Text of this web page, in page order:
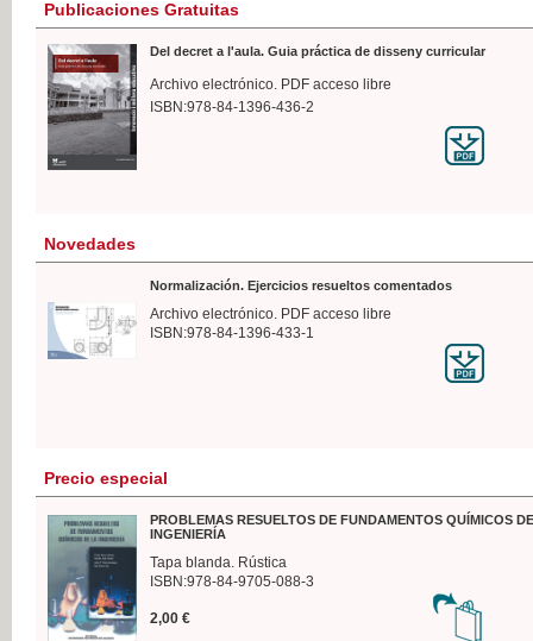
Publicaciones Gratuitas
Del decret a l'aula. Guia práctica de disseny curricular
Archivo electrónico. PDF acceso libre
ISBN:978-84-1396-436-2
Novedades
Normalización. Ejercicios resueltos comentados
Archivo electrónico. PDF acceso libre
ISBN:978-84-1396-433-1
Precio especial
PROBLEMAS RESUELTOS DE FUNDAMENTOS QUÍMICOS
INGENIERÍA
Tapa blanda. Rústica
ISBN:978-84-9705-088-3
2,00 €